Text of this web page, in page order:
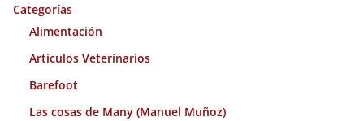
o
Categorías
Alimentación
Artículos Veterinarios
Barefoot
Las cosas de Many (Manuel Muñoz)